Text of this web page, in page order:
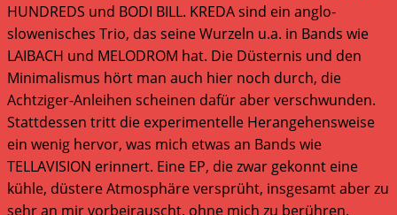
HUNDREDS und BODI BILL. KREDA sind ein anglo-
slowenisches Trio, das seine Wurzeln u.a. in Bands wie
LAIBACH und MELODROM hat. Die Düsternis und den
Minimalismus hört man auch hier noch durch, die
Achtziger-Anleihen scheinen dafür aber verschwunden.
Stattdessen tritt die experimentelle Herangehensweise
ein wenig hervor, was mich etwas an Bands wie
TELLAVISION erinnert. Eine EP, die zwar gekonnt eine
kühle, düstere Atmosphäre versprüht, insgesamt aber zu
sehr an mir vorbeirauscht, ohne mich zu berühren.